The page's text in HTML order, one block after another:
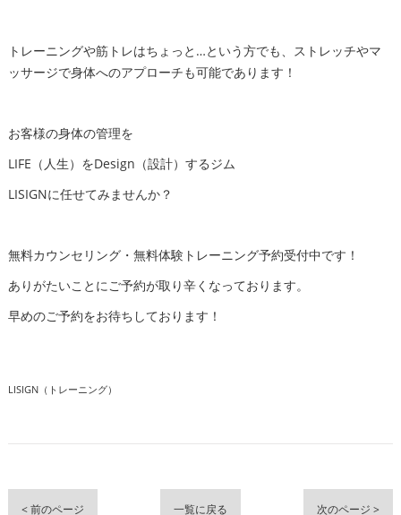
トレーニングや筋トレはちょっと…という方でも、ストレッチやマ
ッサージで身体へのアプローチも可能であります！
お客様の身体の管理を
LIFE（人生）をDesign（設計）するジム
LISIGNに任せてみませんか？
無料カウンセリング・無料体験トレーニング予約受付中です！
ありがたいことにご予約が取り辛くなっております。
早めのご予約をお待ちしております！
LISIGN（トレーニング）
< 前のページ 一覧に戻る 次のページ >